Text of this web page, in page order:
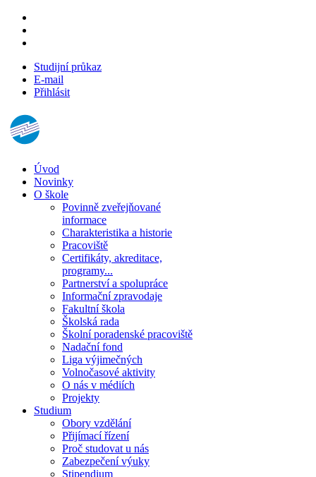
Studijní průkaz
E-mail
Přihlásit
Úvod
Novinky
O škole
Povinně zveřejňované
informace
Charakteristika a historie
Pracoviště
Certifikáty, akreditace,
programy...
Partnerství a spolupráce
Informační zpravodaje
Fakultní škola
Školská rada
Školní poradenské pracoviště
Nadační fond
Liga výjimečných
Volnočasové aktivity
O nás v médiích
Projekty
Studium
Obory vzdělání
Přijímací řízení
Proč studovat u nás
Zabezpečení výuky
Stipendium